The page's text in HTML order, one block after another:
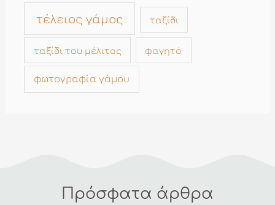
τέλειος γάμος ταξίδι
ταξίδι του μέλιτος φαγητό
φωτογραφία γάμου
Πρόσφατα άρθρα